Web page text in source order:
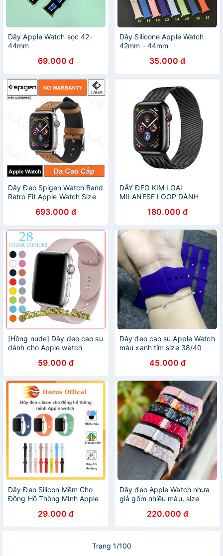
Dây Apple Watch sọc 42-
44mm
69.000 đ
Dây Silicone Apple Watch
42mm - 44mm
35.000 đ
Dây Đeo Spigen Watch Band
Retro Fit Apple Watch Size
44mm / 41mm / 45mm
693.000 đ
DÂY ĐEO KIM LOẠI
MILANESE LOOP DÀNH
4 ( 40MM/44MM)
180.000 đ
[Hồng nude] Dây đeo cao su
dành cho Apple watch
59.000 đ
Dây đeo cao su Apple Watch
màu xanh tím size 38/40
45.000 đ
Dây Đeo Silicon Mềm Cho
Đồng Hồ Thông Minh Apple
29.000 đ
Dây đeo Apple Watch nhựa
giả gốm nhiều màu, size
220.000 đ
Trang 1/100